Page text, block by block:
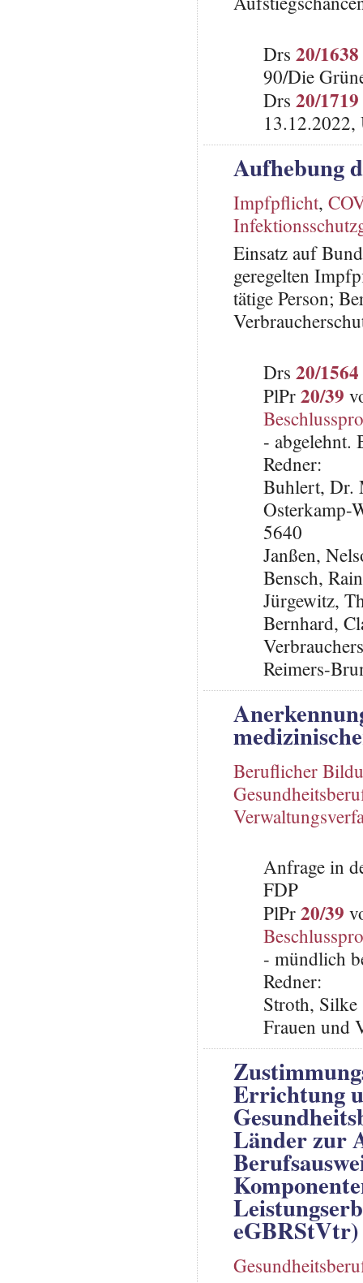
Drs 20/1638
90/Die
Drs 20/1719
13.12.2022,
Aufhebung
Impfpflicht,
Einsatz auf
geregelten
tätige Person;
Drs 20/1564
PlPr20/39
- abgelehnt.
Redner:
Buhlert, Dr.
Osterkamp-
5640
Janßen,
Bensch,
Jürgewitz,
Bernhard,
Reimers-
Beruflicher
Anfrage in
FDP
PlPr20/39
- mündlich
Redner:
Stroth,
Frauen und
Errichtung
Länder zur
eGBRStVtr)